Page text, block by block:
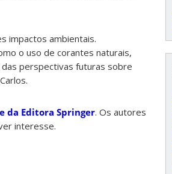
impactos ambientais.
o uso de corantes naturais,
perspectivas futuras sobre
da Editora Springer. Os autores
interesse.